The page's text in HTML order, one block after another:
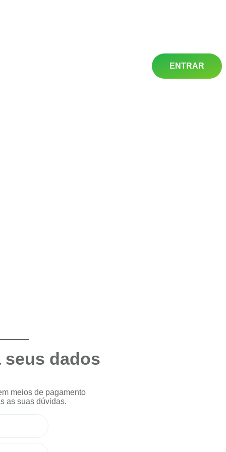
ENTRAR
seus dados
meios de pagamento
as suas dúvidas.